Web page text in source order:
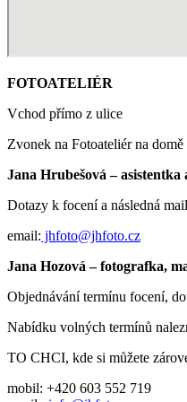
FOTOATELIÉR
Vchod přímo z ulice
Zvonek na Fotoateliér na
Jana Hrubešová – asistentka
Dotazy k focení a následná
email: jhfoto@jhfoto.cz
Jana Hozová – fotografka,
Objednávání termínu focení,
Nabídku volných termínů
TO CHCI, kde si můžete
mobil: +420 603 552 719